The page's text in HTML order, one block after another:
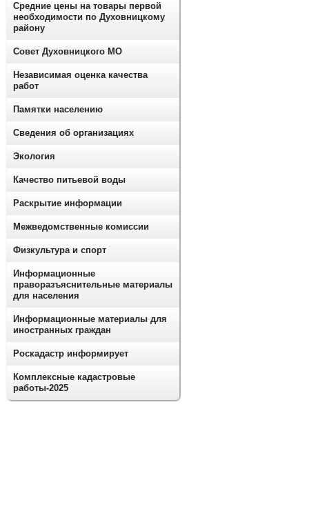
Средние цены на товары первой
необходимости по Духовницкому
району
Совет Духовницкого МО
Независимая оценка качества
работ
Памятки населению
Сведения об организациях
Экология
Качество питьевой воды
Раскрытие информации
Межведомственные комиссии
Физкультура и спорт
Информационные
праворазъяснительные материалы
для населения
Информационные материалы для
иностранных граждан
Роскадастр информирует
Комплексные кадастровые
работы-2025